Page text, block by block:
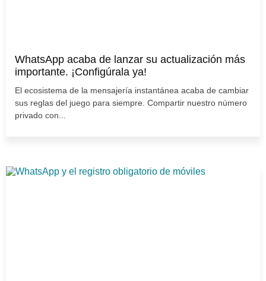
WhatsApp acaba de lanzar su actualización más
importante. ¡Configúrala ya!
El ecosistema de la mensajería instantánea acaba de cambiar
sus reglas del juego para siempre. Compartir nuestro número
privado con...